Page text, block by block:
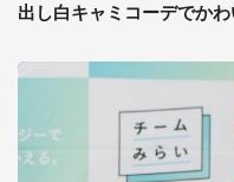
出し白キャミコーデでか